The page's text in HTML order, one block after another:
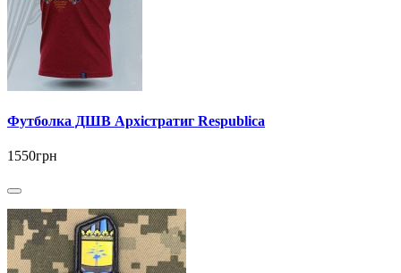
Футболка ДШВ Архістратиг Respublica
1550грн